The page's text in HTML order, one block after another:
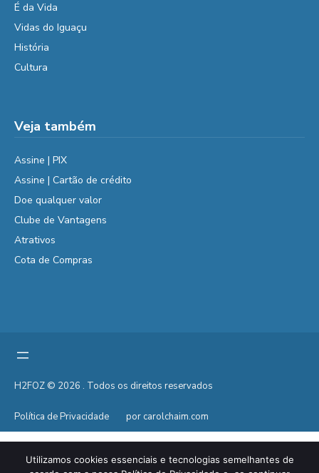
É da Vida
Vidas do Iguaçu
História
Cultura
Veja também
Assine | PIX
Assine | Cartão de crédito
Doe qualquer valor
Clube de Vantagens
Atrativos
Cota de Compras
H2FOZ © 2026 . Todos os direitos reservados
Política de Privacidade por carolchaim.com
Utilizamos cookies essenciais e tecnologias semelhantes de